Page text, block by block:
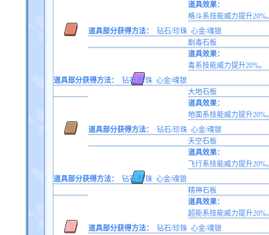
道具效果：
格斗系技能威力提升20%
道具部分获得方法：
钻石/珍珠 心金/魂银
剧毒石板
道具效果：
毒系技能威力提升20%。
道具部分获得方法：
钻石/珍珠 心金/魂银
大地石板
道具效果：
地面系技能威力提升20%
道具部分获得方法：
钻石/珍珠 心金/魂银
天空石板
道具效果：
飞行系技能威力提升20%
道具部分获得方法：
钻石/珍珠 心金/魂银
精神石板
道具效果：
超能系技能威力提升20%
道具部分获得方法：
钻石/珍珠 心金/魂银